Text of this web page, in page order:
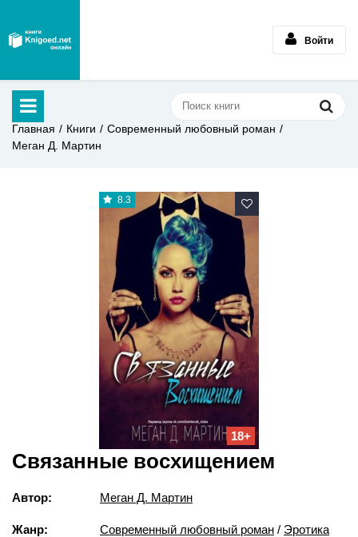
Войти
Главная Книги
Современный любовный роман
Меган Д. Мартин
8.3
18+
Связанные восхищением
Автор: Меган Д. Мартин
Жанр: Современный любовный роман / Эротика